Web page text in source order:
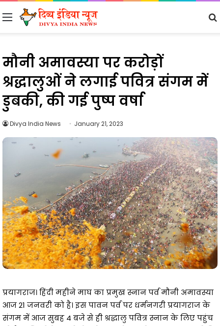
Menu
मौनी अमावस्या पर करोड़ों
श्रद्धालुओं ने लगाई पवित्र संगम में
डुबकी, की गई पुष्प वर्षा
Divya India News January 21, 2023
प्रयागराज। हिंदी महीने माघ का प्रमुख स्नान पर्व मौनी अमावस्या
आज 21 जनवरी को है। इस पावन पर्व पर धर्मनगरी प्रयागराज के
संगम में आज सुबह 4 बजे से ही श्रद्धालु पवित्र स्नान के लिए पहुंच